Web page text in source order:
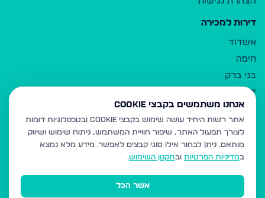
דירות למכירה
אשדוד
חיפה
בני ברק
ירושלים
אלעד
גבעת זאב
בית שמש
רכסים
מודיעין עילית
אנחנו משתמשים בקבצי Cookie
אתר רשות היחיד עושה שימוש בקבצי Cookie ובטכנולוגיות דומות
לצורך תפעול האתר, שיפור חוויית המשתמש, ניתוח שימוש ושיווק
מותאם. ניתן לבחור אילו סוגי קבצים לאפשר. מידע מלא נמצא
במדיניות הפרטיות ובתקנון השימוש.
אשר הכל